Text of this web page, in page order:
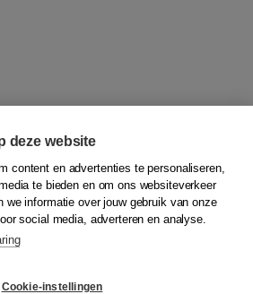
uitgevers
deze website
content en advertenties te personaliseren,
te bieden en om ons websiteverkeer
we informatie over jouw gebruik van onze
social media, adverteren en analyse.
Cookie-instellingen